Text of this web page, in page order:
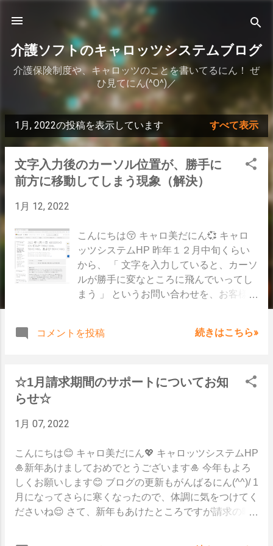
スキップしてメイン コンテンツに移動
介護ソフトのキャロッツシステムブログ
介護保険制度や、キャロッツのことを書いてるにん！ ぜ
ひ見てにん(^O^)／
投
稿
1月, 2022の投稿を表示しています すべて表示
文字入力後のカーソル位置が、勝手に
前方に移動してしまう現象（解決）
1月 12, 2022
こんにちは😚 キャロ美だにん💞 キャロ
ッツシステムHP 昨年１２月中旬くらい
から、 「 文字を入力していると、カーソ
ルが勝手に変なところに飛んでいってし
まう 」 というお問い合わせを、お客様か
てしまうので、入力に手間がかかってし
色々調べていました💦 現象がでるパソコ
た(*_*) ですが、なんと今日❗ ２０２２年
１月１２日のWindows Updateで、修正
プログラムが配信されました！ マイクロ
ソフトさんによると、以前に配信された
WindowsUpdate(「KB5007253」または
ーソルが予期せず移動してしまっていた
コメントを投稿 続きはこちら»
☆1月請求期間のサポートについてお知
らせ☆
1月 07, 2022
こんにちは😊 キャロ美だにん💖 キャロッツシステムHP
🎍新年あけましておめでとうございます🎍 今年もよろ
しくお願いします😊 ブログの更新もがんばるにん(^^)/ 1
月になってさらに寒くなったので、体調に気をつけてく
ださいね😌 さて、新年もあけたところですが請求の時